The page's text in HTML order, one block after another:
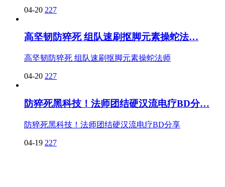
04-20 227
高坚韧防猝死 组队速刷抠脚元素操蛇法…
高坚韧防猝死 组队速刷抠脚元素操蛇法师
04-20 227
防猝死黑科技！法师团结硬汉流电疗BD分…
防猝死黑科技！法师团结硬汉流电疗BD分享
04-19 227